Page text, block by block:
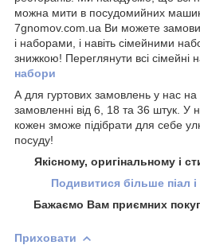
можна мити в посудомийних
7gnomov.com.ua Ви можете
і наборами, і навіть сімейними
знижкою! Переглянути всі сімейні
набори
А для гуртових замовлень у нас на
замовленні від 6, 18 та 36 штук. У
кожен зможе підібрати для себе
посуду!
Якісному, оригінальному і
Подивитися більше піал
Бажаємо Вам приємних
Приховати